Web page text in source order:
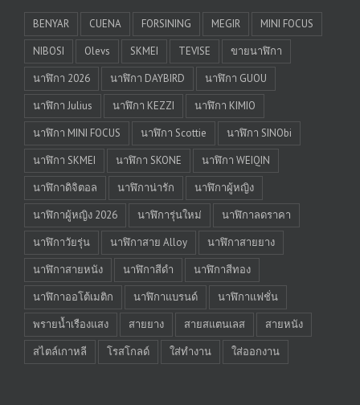
BENYAR CUENA FORSINING MEGIR
MINI FOCUS
NIBOSI
Olevs SKMEI TEVISE
ขายนาฬิกา
นาฬิกา 2026
นาฬิกา DAYBIRD
นาฬิกา GUOU
นาฬิกา Julius
นาฬิกา KEZZI
นาฬิกา KIMIO
นาฬิกา MINI FOCUS
นาฬิกา Scottie
นาฬิกา SINObi
นาฬิกา SKMEI
นาฬิกา SKONE
นาฬิกา WEIQIN
นาฬิกาดิจิตอล
นาฬิกาน่ารัก
นาฬิกาผู้หญิง
นาฬิกาผู้หญิง 2026
นาฬิการุ่นใหม่
นาฬิกาลดราคา
นาฬิกาวัยรุ่น
นาฬิกาสาย Alloy
นาฬิกาสายยาง
นาฬิกาสายหนัง
นาฬิกาสีดำ
นาฬิกาสีทอง
นาฬิกาออโต้เมติก
นาฬิกาแบรนด์
นาฬิกาแฟชั่น
พรายน้ำเรืองแสง
สายยาง สายสแตนเลส
สายหนัง
สไตล์เกาหลี
โรสโกลด์ ใส่ทำงาน ใส่ออกงาน